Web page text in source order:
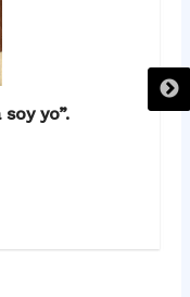
yo”.